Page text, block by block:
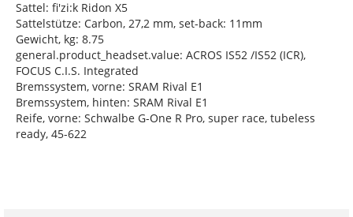
Sattel: fi'zi:k Ridon X5
Sattelstütze: Carbon, 27,2 mm, set-back: 11mm
Gewicht, kg: 8.75
general.product_headset.value: ACROS IS52 /IS52 (ICR),
FOCUS C.I.S. Integrated
Bremssystem, vorne: SRAM Rival E1
Bremssystem, hinten: SRAM Rival E1
Reife, vorne: Schwalbe G-One R Pro, super race, tubeless
ready, 45-622